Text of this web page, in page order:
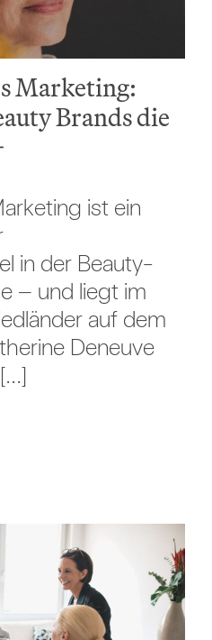
Marketing:
Brands die
ist ein
in der Beauty-
– und liegt im
auf dem
Deneuve